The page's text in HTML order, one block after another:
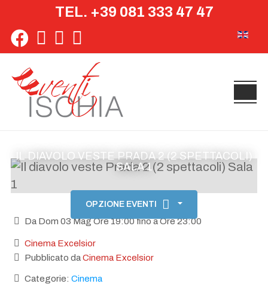
TEL. +39 081 333 47 47
IL DIAVOLO VESTE PRADA 2 (2 SPETTACOLI)
SALA 1
OPZIONE EVENTI
Da Dom 03 Mag Ore 19:00 fino a Ore 23:00
Cinema Excelsior
Pubblicato daCinema Excelsior
Categorie: Cinema